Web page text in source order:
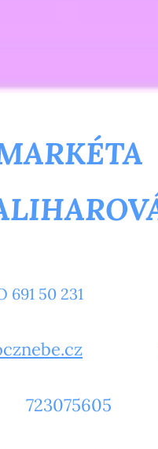
691 50 231
tel.
723075605